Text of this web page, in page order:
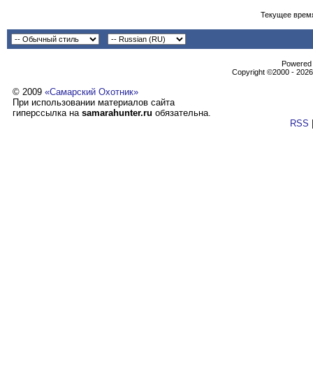
Текущее
Copyright ©2000 -
© 2009 «Самарский Охотник»
При использовании материалов сайта
гиперссылка на samarahunter.ru обязательна.
RSS